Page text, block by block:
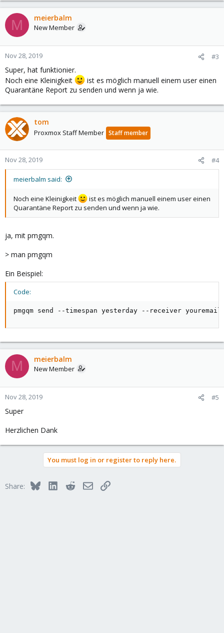
M meierbalm
New Member
Nov 28, 2019 #3
Super, hat funktionier.
Noch eine Kleinigkeit
ist es möglich manuell einem user einen
Quarantäne Report zu senden und wenn ja wie.
tom
Proxmox Staff Member Staff member
Nov 28, 2019 #4
meierbalm said:
Noch eine Kleinigkeit
ist es möglich manuell einem user einen
Quarantäne Report zu senden und wenn ja wie.
ja, mit pmgqm.
> man pmgqm
Ein Beispiel:
Code:
pmgqm send --timespan yesterday --receiver
M meierbalm
New Member
Nov 28, 2019 #5
Super
Herzlichen Dank
You must log in or register to reply here.
Share: BlueskyLinkedInRedditEmailLink